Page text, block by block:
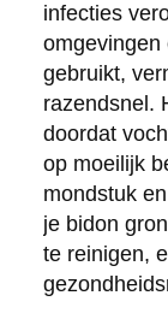
infecties
omgevingen
gebruikt,
razendsnel.
doordat
op moeilijk
mondstuk
je bidon
te reinigen,